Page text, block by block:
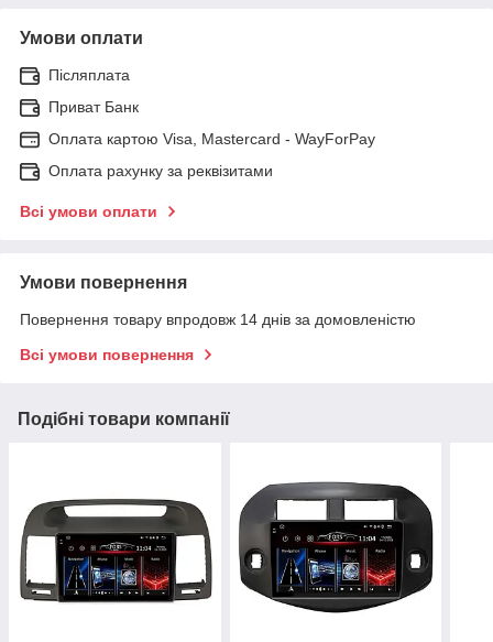
Умови оплати
Післяплата
Приват Банк
Оплата картою Visa, Mastercard - WayForPay
Оплата рахунку за реквізитами
Всі умови оплати
Умови повернення
Повернення товару впродовж 14 днів за домовленістю
Всі умови повернення
Подібні товари компанії